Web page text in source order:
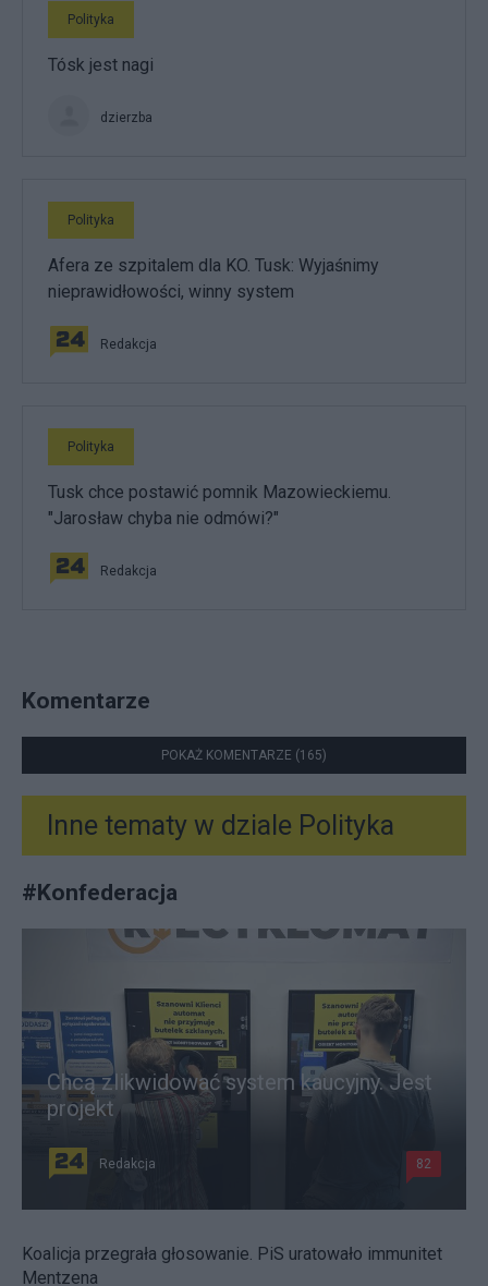
Polityka
Tósk jest nagi
dzierzba
Polityka
Afera ze szpitalem dla KO. Tusk: Wyjaśnimy
nieprawidłowości, winny system
Redakcja
Polityka
Tusk chce postawić pomnik Mazowieckiemu.
"Jarosław chyba nie odmówi?"
Redakcja
Komentarze
POKAŻ KOMENTARZE (165)
Inne tematy w dziale Polityka
#Konfederacja
Chcą zlikwidować system kaucyjny. Jest
projekt
Redakcja 82
Koalicja przegrała głosowanie. PiS uratowało immunitet
Mentzena